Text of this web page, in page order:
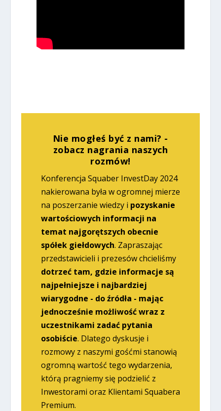
Nie mogłeś być z nami? -
zobacz nagrania naszych
rozmów!
Konferencja Squaber InvestDay 2024
nakierowana była w ogromnej mierze
na poszerzanie wiedzy i pozyskanie
wartościowych informacji na
temat najgorętszych obecnie
spółek giełdowych. Zapraszając
przedstawicieli i prezesów chcieliśmy
dotrzeć tam, gdzie informacje są
najpełniejsze i najbardziej
wiarygodne - do źródła - mając
jednocześnie możliwość wraz z
uczestnikami zadać pytania
osobiście. Dlatego dyskusje i
rozmowy z naszymi gośćmi stanowią
ogromną wartość tego wydarzenia,
którą pragniemy się podzielić z
Inwestorami oraz Klientami Squabera
Premium.